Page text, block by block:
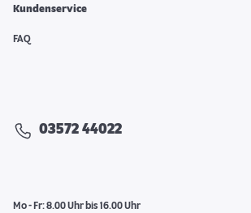
Kundenservice
FAQ
03572 44022
Mo - Fr: 8.00 Uhr bis 16.00 Uhr